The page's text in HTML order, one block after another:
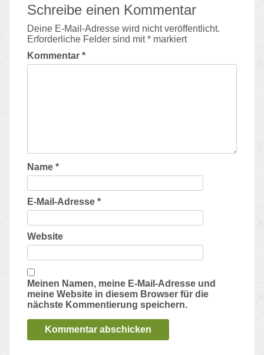
Schreibe einen Kommentar
Deine E-Mail-Adresse wird nicht veröffentlicht.
Erforderliche Felder sind mit* markiert
Kommentar *
Name *
E-Mail-Adresse *
Website
Meinen Namen, meine E-Mail-Adresse und
meine Website in diesem Browser für die
nächste Kommentierung speichern.